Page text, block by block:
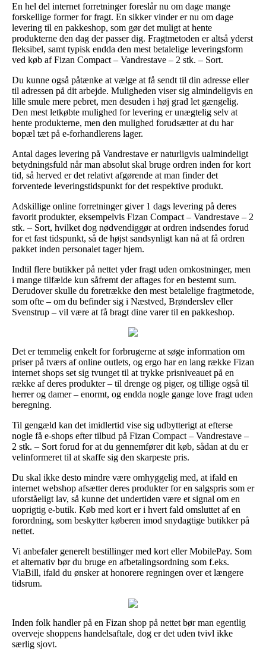
En hel del internet forretninger foreslår nu om dage mange
forskellige former for fragt. En sikker vinder er nu om dage
levering til en pakkeshop, som gør det muligt at hente
produkterne den dag der passer dig. Fragtmetoden er altså yderst
fleksibel, samt typisk endda den mest betalelige leveringsform
ved køb af Fizan Compact – Vandrestave – 2 stk. – Sort.
Du kunne også påtænke at vælge at få sendt til din adresse eller
til adressen på dit arbejde. Muligheden viser sig almindeligvis en
lille smule mere pebret, men desuden i høj grad let gængelig.
Den mest letkøbte mulighed for levering er unægtelig selv at
hente produkterne, men den mulighed forudsætter at du har
bopæl tæt på e-forhandlerens lager.
Antal dages levering på Vandrestave er naturligvis ualmindeligt
betydningsfuld når man absolut skal bruge ordren inden for kort
tid, så herved er det relativt afgørende at man finder det
forventede leveringstidspunkt for det respektive produkt.
Adskillige online forretninger giver 1 dags levering på deres
favorit produkter, eksempelvis Fizan Compact – Vandrestave – 2
stk. – Sort, hvilket dog nødvendiggør at ordren indsendes forud
for et fast tidspunkt, så de højst sandsynligt kan nå at få ordren
pakket inden personalet tager hjem.
Indtil flere butikker på nettet yder fragt uden omkostninger, men
i mange tilfælde kun såfremt der aftages for en bestemt sum.
Derudover skulle du foretrække den mest betalelige fragtmetode,
som ofte – om du befinder sig i Næstved, Brønderslev eller
Svenstrup – vil være at få bragt dine varer til en pakkeshop.
Det er temmelig enkelt for forbrugerne at søge information om
priser på tværs af online outlets, og ergo har en lang række Fizan
internet shops set sig tvunget til at trykke prisniveauet på en
række af deres produkter – til drenge og piger, og tillige også til
herrer og damer – enormt, og endda nogle gange love fragt uden
beregning.
Til gengæld kan det imidlertid vise sig udbytterigt at efterse
nogle få e-shops efter tilbud på Fizan Compact – Vandrestave –
2 stk. – Sort forud for at du gennemfører dit køb, sådan at du er
velinformeret til at skaffe sig den skarpeste pris.
Du skal ikke desto mindre være omhyggelig med, at ifald en
internet webshop afsætter deres produkter for en salgspris som er
uforståeligt lav, så kunne det undertiden være et signal om en
uoprigtig e-butik. Køb med kort er i hvert fald omsluttet af en
forordning, som beskytter køberen imod snydagtige butikker på
nettet.
Vi anbefaler generelt bestillinger med kort eller MobilePay. Som
et alternativ bør du bruge en afbetalingsordning som f.eks.
ViaBill, ifald du ønsker at honorere regningen over et længere
tidsrum.
Inden folk handler på en Fizan shop på nettet bør man egentlig
overveje shoppens handelsaftale, dog er det uden tvivl ikke
særlig sjovt.